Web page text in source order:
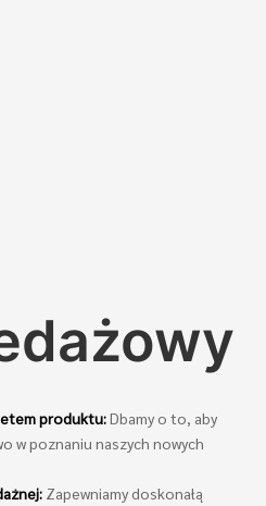
produktu:Dbamy o to, aby
w poznaniu naszych nowych
Zapewniamy doskonałą